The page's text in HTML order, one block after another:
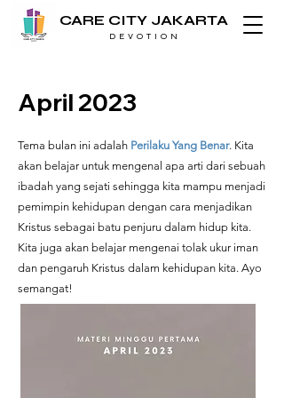
CARE CITY JAKARTA
D E V O T I O N
April 2023
Tema bulan ini adalah Perilaku Yang Benar. Kita
akan belajar untuk mengenal apa arti dari sebuah
ibadah yang sejati sehingga kita mampu menjadi
pemimpin kehidupan dengan cara menjadikan
Kristus sebagai batu penjuru dalam hidup kita.
Kita juga akan belajar mengenai tolak ukur iman
dan pengaruh Kristus dalam kehidupan kita. Ayo
semangat!